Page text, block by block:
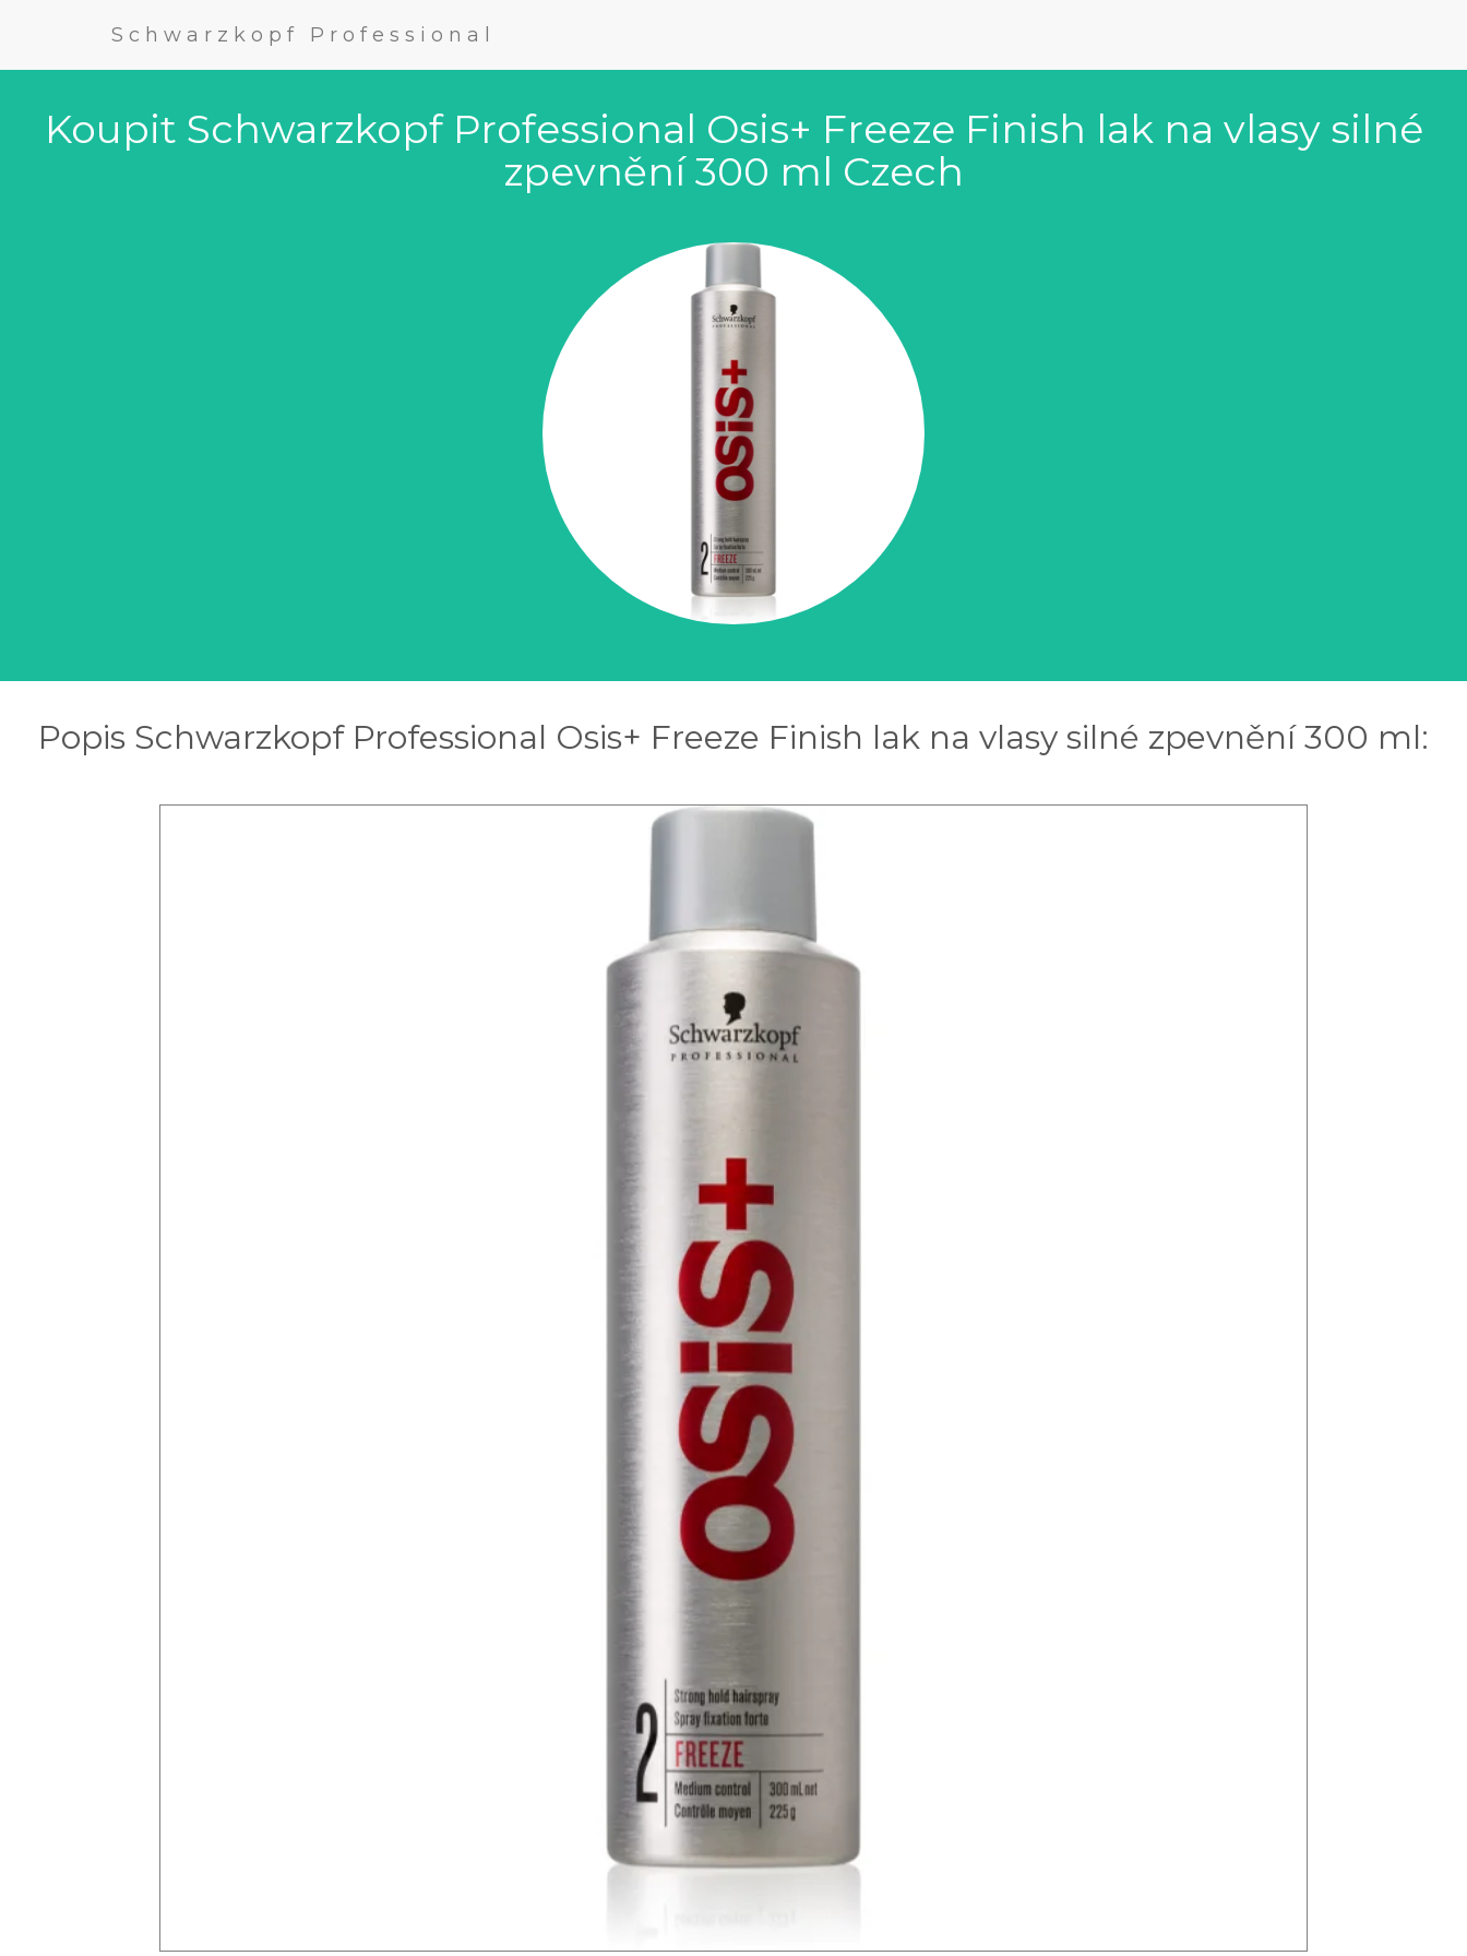
Schwarzkopf Professional
Koupit Schwarzkopf Professional Osis+ Freeze Finish lak na vlasy silné
zpevnění 300 ml Czech
Popis Schwarzkopf Professional Osis+ Freeze Finish lak na vlasy silné zpevnění 300 ml: